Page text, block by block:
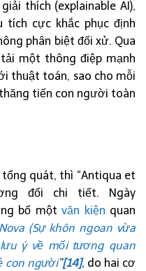
thích (explainable AI),
cực khắc phục định
phân biệt đối xử. Qua
tải một thông điệp mạnh
thuật toán, sao cho mỗi
tiến con người toàn
tổng quát, thì “Antiqua et
đối chi tiết. Ngày
bố mộtvăn kiện quan
(Sự khôn ngoan vừa
ý về mối tương quan
con người”[14], do hai cơ